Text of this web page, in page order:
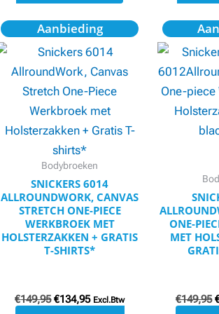
Aanbieding
Bodybroeken
SNICKERS 6014
ALLROUNDWORK, CANVAS
STRETCH ONE-PIECE
WERKBROEK MET
HOLSTERZAKKEN + GRATIS
T-SHIRTS*
€149,95
Oorspronkelijke
prijs
was:
€149,95.
€134,95
Huidige
prijs
is:
€134,95.
Excl.Btw
Dit
product
heeft
meerdere
variaties.
optie
kan
gekozen
worden
op
de
ONE-
MET
€149,95